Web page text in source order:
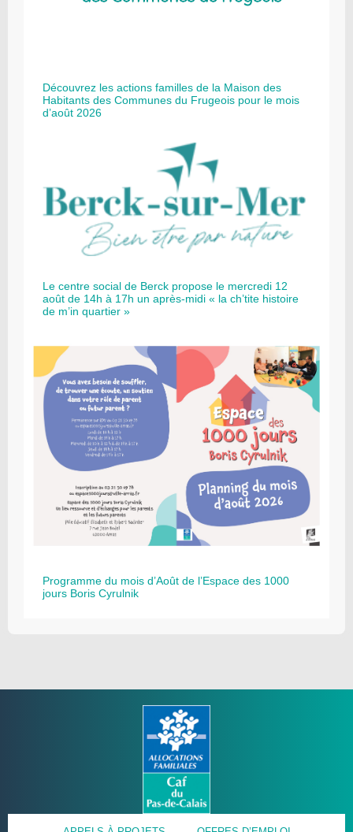
Découvrez les actions familles de la Maison des
Habitants des Communes du Frugeois pour le mois
d’août 2026
Le centre social de Berck propose le mercredi 12
août de 14h à 17h un après-midi « la ch’tite histoire
de m’in quartier »
Programme du mois d’Août de l’Espace des 1000
jours Boris Cyrulnik